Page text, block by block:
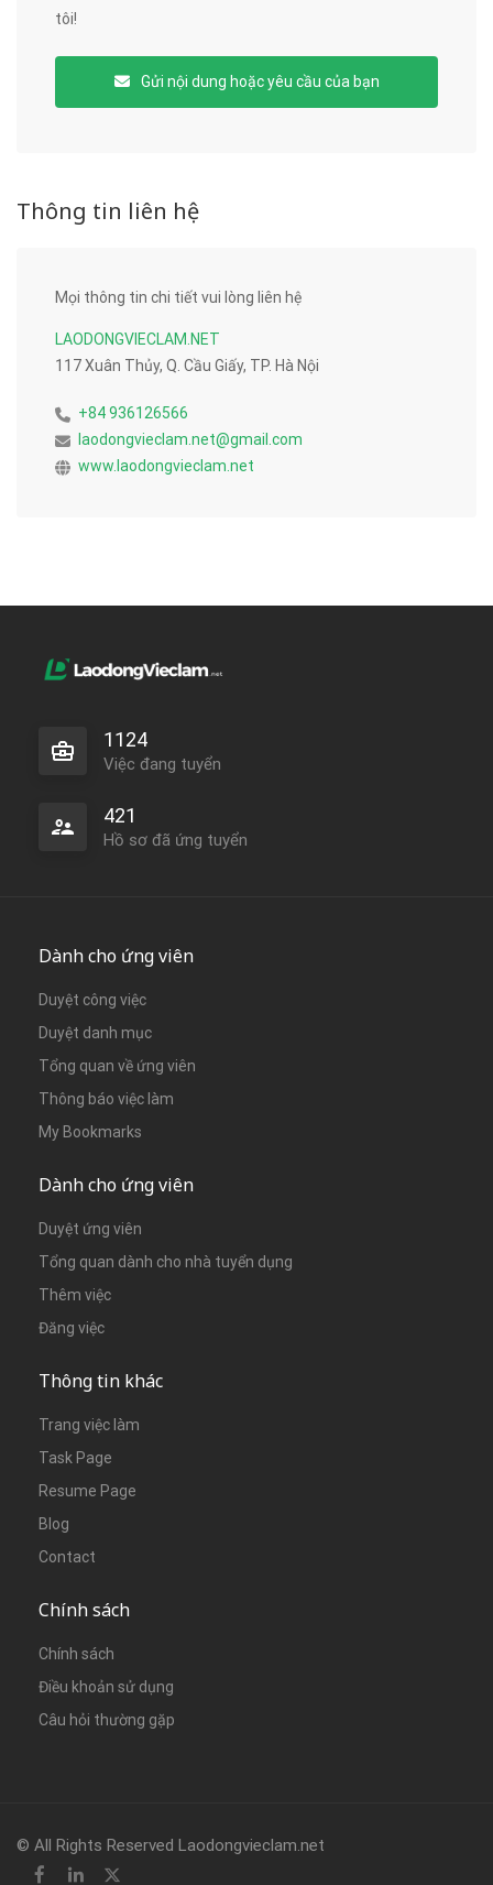
tôi!
Gửi nội dung hoặc yêu cầu của bạn
Thông tin liên hệ
Mọi thông tin chi tiết vui lòng liên hệ
LAODONGVIECLAM.NET
117 Xuân Thủy, Q. Cầu Giấy, TP. Hà Nội
+84 936126566
laodongvieclam.net@gmail.com
www.laodongvieclam.net
1124
Việc đang tuyển
421
Hồ sơ đã ứng tuyển
Dành cho ứng viên
Duyệt công việc
Duyệt danh mục
Tổng quan về ứng viên
Thông báo việc làm
My Bookmarks
Dành cho ứng viên
Duyệt ứng viên
Tổng quan dành cho nhà tuyển dụng
Thêm việc
Đăng việc
Thông tin khác
Trang việc làm
Task Page
Resume Page
Blog
Contact
Chính sách
Chính sách
Điều khoản sử dụng
Câu hỏi thường gặp
© All Rights Reserved Laodongvieclam.net